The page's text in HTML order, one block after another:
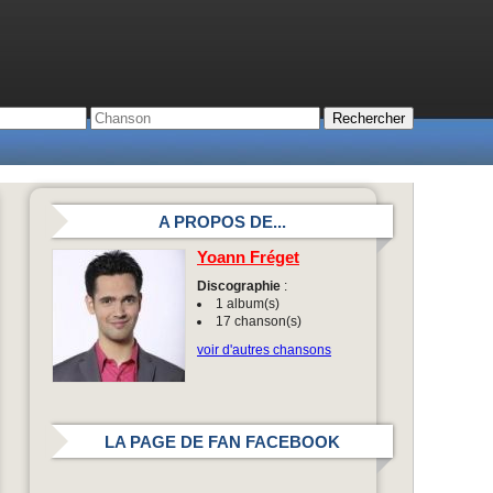
A PROPOS DE...
Yoann Fréget
Discographie :
1 album(s)
17 chanson(s)
voir d'autres chansons
LA PAGE DE FAN FACEBOOK